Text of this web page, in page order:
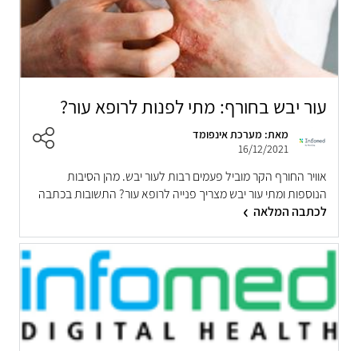
עור יבש בחורף: מתי לפנות לרופא עור?
מאת: מערכת אינפומד
16/12/2021
אוויר החורף הקר מוביל פעמים רבות לעור יבש. מהן הסיבות
הנוספות ומתי עור יבש מצריך פנייה לרופא עור? התשובות בכתבה
לכתבה המלאה